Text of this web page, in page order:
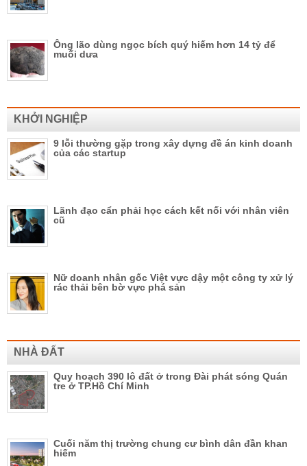
Ông lão dùng ngọc bích quý hiếm hơn 14 tỷ để
muối dưa
KHỞI NGHIỆP
9 lỗi thường gặp trong xây dựng đề án kinh doanh
của các startup
Lãnh đạo cẩn phải học cách kết nối với nhân viên
cũ
Nữ doanh nhân gốc Việt vực dậy một công ty xử lý
rác thải bên bờ vực phá sản
NHÀ ĐẤT
Quy hoạch 390 lô đất ở trong Đài phát sóng Quán
tre ở TP.Hồ Chí Minh
Cuối năm thị trường chung cư bình dân đần khan
hiếm